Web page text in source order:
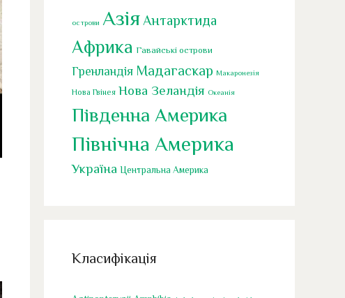
острови Азія Антарктида
Африка Гавайські острови
Гренландія Мадагаскар Макаронезія
Нова Гвінея Нова Зеландія Океанія
Південна Америка
Північна Америка
Україна Центральна Америка
Класифікація